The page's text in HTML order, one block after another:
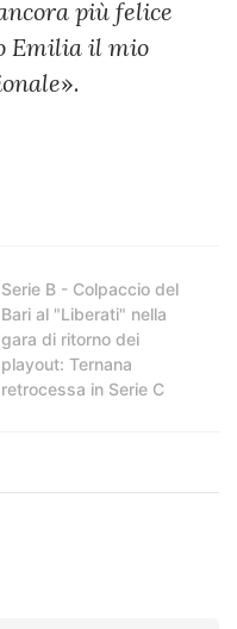
più felice
Emilia il mio
».
Serie B - Colpaccio del
Bari al "Liberati" nella
gara di ritorno dei
playout: Ternana
retrocessa in Serie C